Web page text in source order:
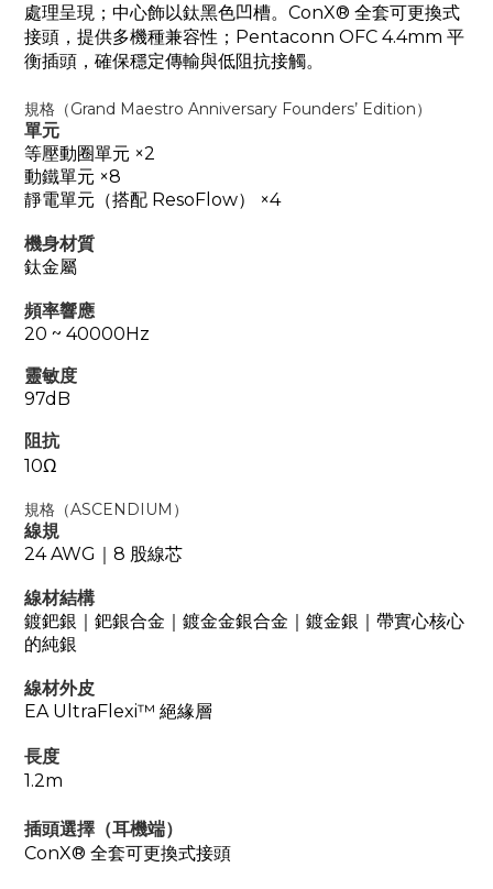
處理呈現；中心飾以鈦黑色凹槽。ConX® 全套可更換式
接頭，提供多機種兼容性；Pentaconn OFC 4.4mm 平
衡插頭，確保穩定傳輸與低阻抗接觸。
規格（Grand Maestro Anniversary Founders’ Edition）
單元
等壓動圈單元 ×2
動鐵單元 ×8
靜電單元（搭配 ResoFlow） ×4
機身材質
鈦金屬
頻率響應
20 ~ 40000Hz
靈敏度
97dB
阻抗
10Ω
規格（ASCENDIUM）
線規
24 AWG｜8 股線芯
線材結構
鍍鈀銀｜鈀銀合金｜鍍金金銀合金｜鍍金銀｜帶實心核心
的純銀
線材外皮
EA UltraFlexi™ 絕緣層
長度
1.2m
插頭選擇（耳機端）
ConX® 全套可更換式接頭